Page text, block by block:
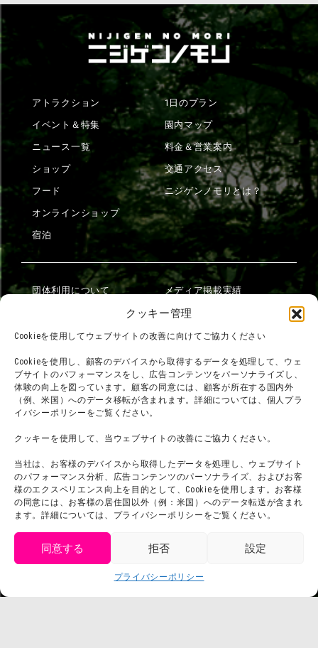
クッキー管理
Cookieを使用してウェブサイトの改善に向けてご協力ください
Cookieを使用し、顧客のデバイスから取得するデータを処理して、ウェ
ブサイトのパフォーマンスをし、広告コンテンツをパーソナライズし、
体験の向上を図っています。顧客の同意には、顧客が所在する国内外
（例、米国）へのデータ移転が含まれます。詳細については、個人プラ
イバシーポリシーをご覧ください。
クッキーを使用して、当ウェブサイトの改善にご協力ください。
当社は、お客様のデバイスから取得したデータを処理し、ウェブサイト
のパフォーマンス分析、広告コンテンツのパーソナライズ、およびお客
様のエクスペリエンス向上を目的として、Cookieを使用します。お客様
の同意には、お客様の居住国以外（例：米国）へのデータ転送が含まれ
ます。詳細については、プライバシーポリシーをご覧ください。
同意する 拒否 設定
プライバシーポリシー
アトラクション
イベント＆特集
ニュース一覧
ショップ
フード
オンラインショップ
宿泊
1日のプラン
園内マップ
料金＆営業案内
交通アクセス
ニジゲンノモリとは？
団体利用について
チームビルディング計画
よくある質問・
利用規約
プライバシーポリシー
プレスリリース
メディア掲載実績
SNS
法令に基づく表記
会社概要
スタッフ募集